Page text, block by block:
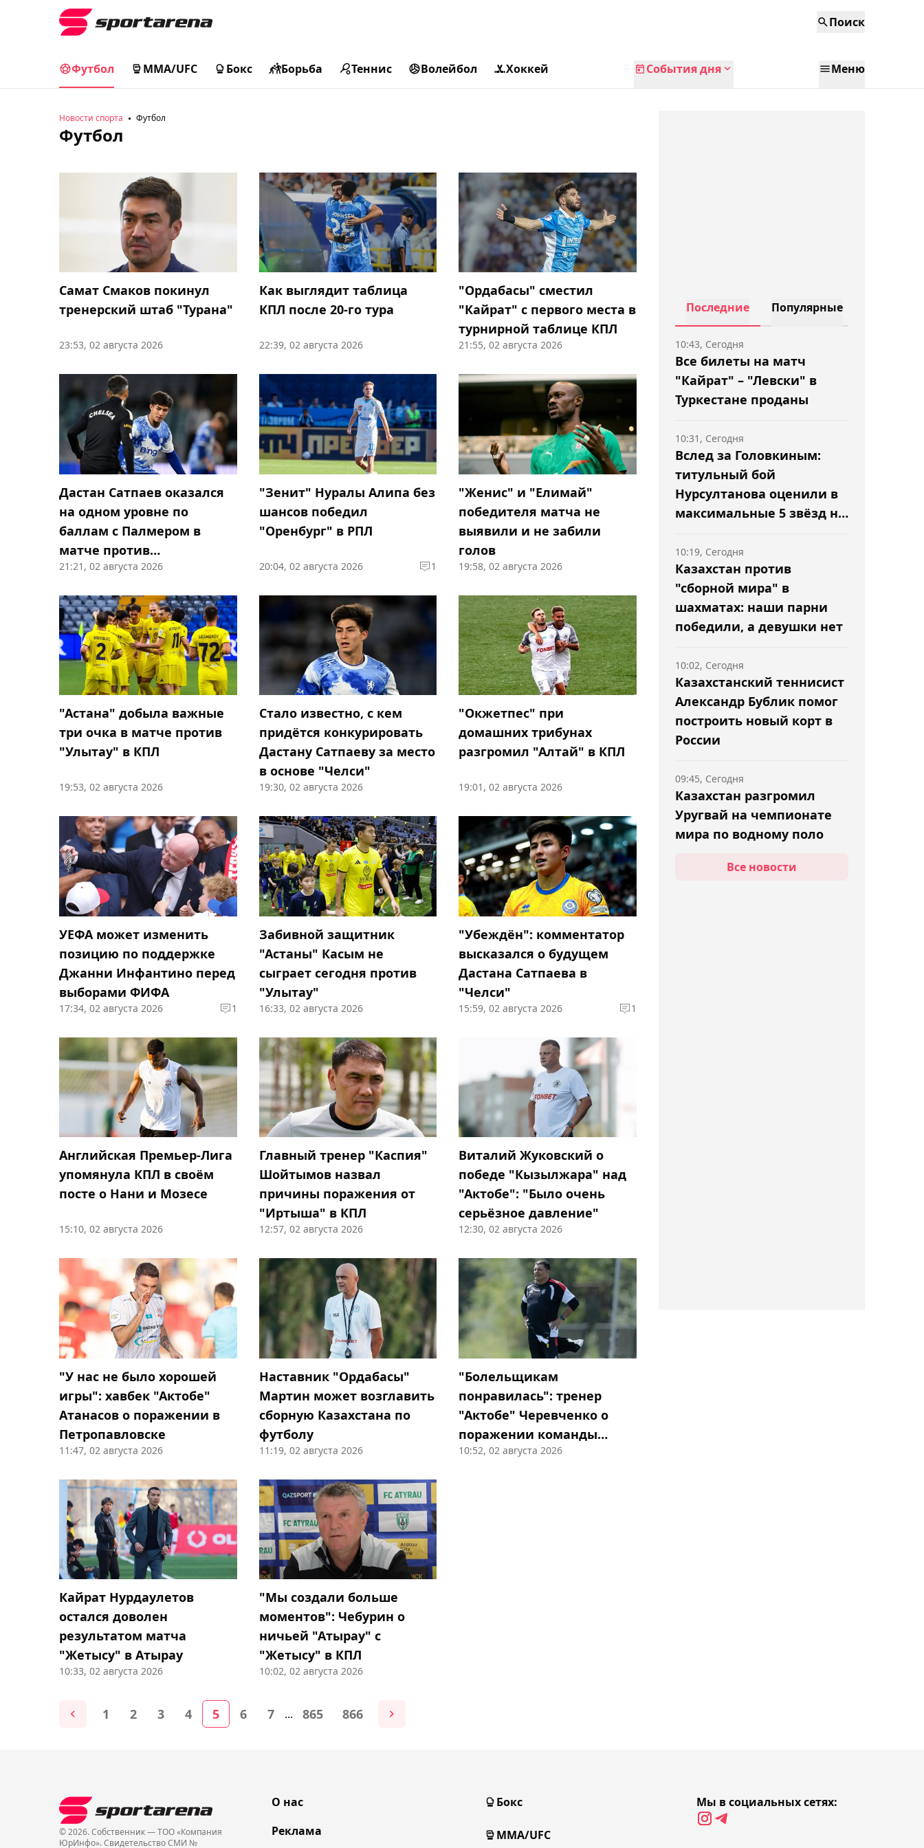
Поиск
Футбол MMA/UFC Бокс Борьба Теннис Волейбол Хоккей События дня Меню
Новости спорта Футбол
Футбол
Самат Смаков покинул
тренерский штаб "Турана"
23:53, 02 августа 2026
Как выглядит таблица
КПЛ после 20-го тура
22:39, 02 августа 2026
"Ордабасы" сместил
"Кайрат" с первого места в
турнирной таблице КПЛ
21:55, 02 августа 2026
Дастан Сатпаев оказался
на одном уровне по
баллам с Палмером в
матче против
"Тоттенхэма"
21:21, 02 августа 2026
"Зенит" Нуралы Алипа без
шансов победил
"Оренбург" в РПЛ
20:04, 02 августа 2026 1
"Женис" и "Елимай"
победителя матча не
выявили и не забили
голов
19:58, 02 августа 2026
"Астана" добыла важные
три очка в матче против
"Улытау" в КПЛ
19:53, 02 августа 2026
Стало известно, с кем
придётся конкурировать
Дастану Сатпаеву за место
в основе "Челси"
19:30, 02 августа 2026
"Окжетпес" при
домашних трибунах
разгромил "Алтай" в КПЛ
19:01, 02 августа 2026
УЕФА может изменить
позицию по поддержке
Джанни Инфантино перед
выборами ФИФА
17:34, 02 августа 2026 1
Забивной защитник
"Астаны" Касым не
сыграет сегодня против
"Улытау"
16:33, 02 августа 2026
"Убеждён": комментатор
высказался о будущем
Дастана Сатпаева в
"Челси"
15:59, 02 августа 2026 1
Английская Премьер-Лига
упомянула КПЛ в своём
посте о Нани и Мозесе
15:10, 02 августа 2026
Главный тренер "Каспия"
Шойтымов назвал
причины поражения от
"Иртыша" в КПЛ
12:57, 02 августа 2026
Виталий Жуковский о
победе "Кызылжара" над
"Актобе": "Было очень
серьёзное давление"
12:30, 02 августа 2026
"У нас не было хорошей
игры": хавбек "Актобе"
Атанасов о поражении в
Петропавловске
11:47, 02 августа 2026
Наставник "Ордабасы"
Мартин может возглавить
сборную Казахстана по
футболу
11:19, 02 августа 2026
"Болельщикам
понравилась": тренер
"Актобе" Черевченко о
поражении команды
"Кызылжару"
10:52, 02 августа 2026
Кайрат Нурдаулетов
остался доволен
результатом матча
"Жетысу" в Атырау
10:33, 02 августа 2026
"Мы создали больше
моментов": Чебурин о
ничьей "Атырау" с
"Жетысу" в КПЛ
10:02, 02 августа 2026
1 2 3 4 5 6 7 ... 865 866
Последние Популярные
Все билеты на матч
"Кайрат" – "Левски" в
Туркестане проданы
10:43, Сегодня
Вслед за Головкиным:
титульный бой
Нурсултанова оценили в
максимальные 5 звёзд на
10:31, Сегодня
Казахстан против
"сборной мира" в
шахматах: наши парни
победили, а девушки нет
10:19, Сегодня
Казахстанский теннисист
Александр Бублик помог
построить новый корт в
России
10:02, Сегодня
Казахстан разгромил
Уругвай на чемпионате
мира по водному поло
09:45, Сегодня
09:31, Сегодня
UFC
Все новости
© 2026. Собственник — ТОО «Компания
ЮрИнфо». Cвидетельство СМИ №
О нас
Реклама
Бокс
MMA/UFC
Мы в социальных сетях: